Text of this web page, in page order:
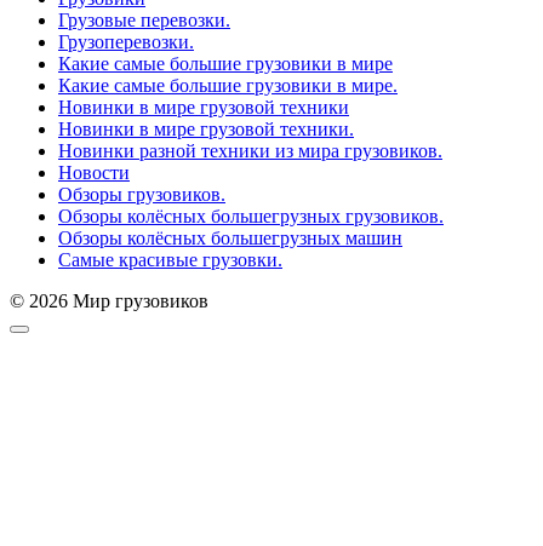
Грузовые перевозки.
Грузоперевозки.
Какие самые большие грузовики в мире
Какие самые большие грузовики в мире.
Новинки в мире грузовой техники
Новинки в мире грузовой техники.
Новинки разной техники из мира грузовиков.
Новости
Обзоры грузовиков.
Обзоры колёсных большегрузных грузовиков.
Обзоры колёсных большегрузных машин
Самые красивые грузовки.
© 2026 Мир грузовиков